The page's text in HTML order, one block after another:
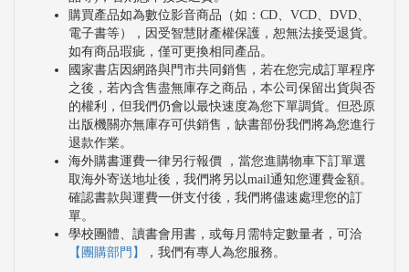
購買產品如為數位影音商品（如：CD、VCD、DVD、
電子書等），因受智慧財產權保護，恕無法接受退貨。
如有商品瑕疵，僅可更換相同產品。
國家書店因網路與門市共同銷售，若在您完成訂單程序
之後，若內含售盡無庫存之商品，本公司保留出貨與否
的權利，但我們仍會以最快速度為您下單調貨。但恐原
出版機關亦無庫存可供銷售，缺書部份我們將為您進行
退款作業。
海外購書運費一律另行報價 ，當您進購物車下訂單選
取海外寄送地址後，我們將另以mail通知您運費金額。
確認書款與運費一併支付後，我們將儘速處理您的訂
單。
學校團體、讀書會用書，或每月需特定數量者，可洽
【團購部門】
，我們有專人為您服務。